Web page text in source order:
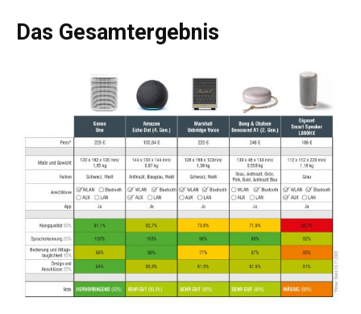
Das Gesamtergebnis